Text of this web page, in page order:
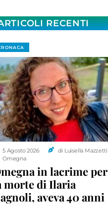
RECENTI
5 Agosto 2026
di Luisella Mazzetti
Omegna
in lacrime per
morte di Ilaria
aveva 40 anni